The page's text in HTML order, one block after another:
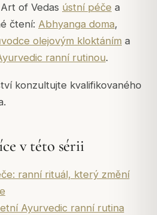
of Vedas ústní péče a
čtení: Abhyanga doma,
olejovým kloktáním a
ranní rutinou.
konzultujte kvalifikovaného
v této sérii
ranní rituál, který změní
Ayurvedic ranní rutina